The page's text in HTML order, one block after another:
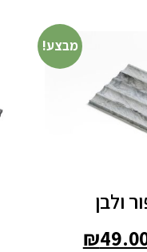
מבצע!
ולבן
₪